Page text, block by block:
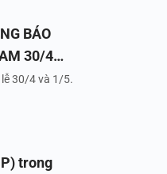
BÁO
30/4
lễ 30/4 và 1/5.
trong